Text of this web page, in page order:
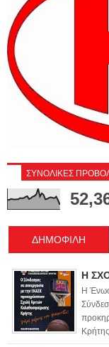
ΣΥΝΟΛΙΚΕΣ
ΔΗΜΟΦΙΛΗ
Η
Η